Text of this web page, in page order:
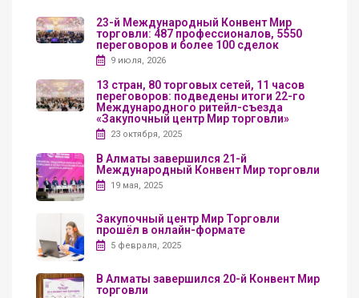
23-й Международный Конвент Мир
торговли: 487 профессионалов, 5550
переговоров и более 100 сделок
9 июля, 2026
13 стран, 80 торговых сетей, 11 часов
переговоров: подведены итоги 22-го
Международного ритейл-съезда
«Закупочный центр Мир торговли»
23 октября, 2025
В Алматы завершился 21-й
Международный Конвент Мир торговли
19 мая, 2025
Закупочный центр Мир Торговли
прошёл в онлайн-формате
5 февраля, 2025
В Алматы завершился 20-й Конвент Мир
торговли